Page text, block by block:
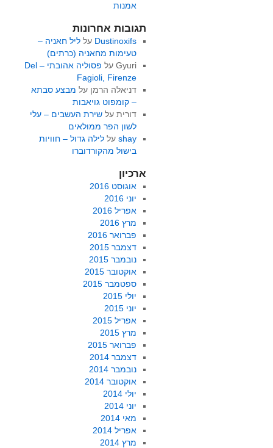
אמנות
תגובות אחרונות
Dustinoxifs על ליל חאניה –
טעימות מחאניה (כרתים)
Gyuriעל
פסוליה אהובתי – Del
Fagioli, Firenze
דניאלה הרמן על מבצע סבתא
– קומפוט גויאבות
דוריתעל שירת העשבים – עלי
לשון הפר ממולאים
shayעל לילה גדול – חוויות
בישול מהקורדוברו
ארכיון
אוגוסט 2016
יוני 2016
אפריל 2016
מרץ 2016
פברואר 2016
דצמבר 2015
נובמבר 2015
אוקטובר 2015
ספטמבר 2015
יולי 2015
יוני 2015
אפריל 2015
מרץ 2015
פברואר 2015
דצמבר 2014
נובמבר 2014
אוקטובר 2014
יולי 2014
יוני 2014
מאי 2014
אפריל 2014
מרץ 2014